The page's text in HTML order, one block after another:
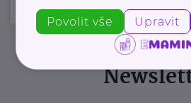
Povolit vše Upravit